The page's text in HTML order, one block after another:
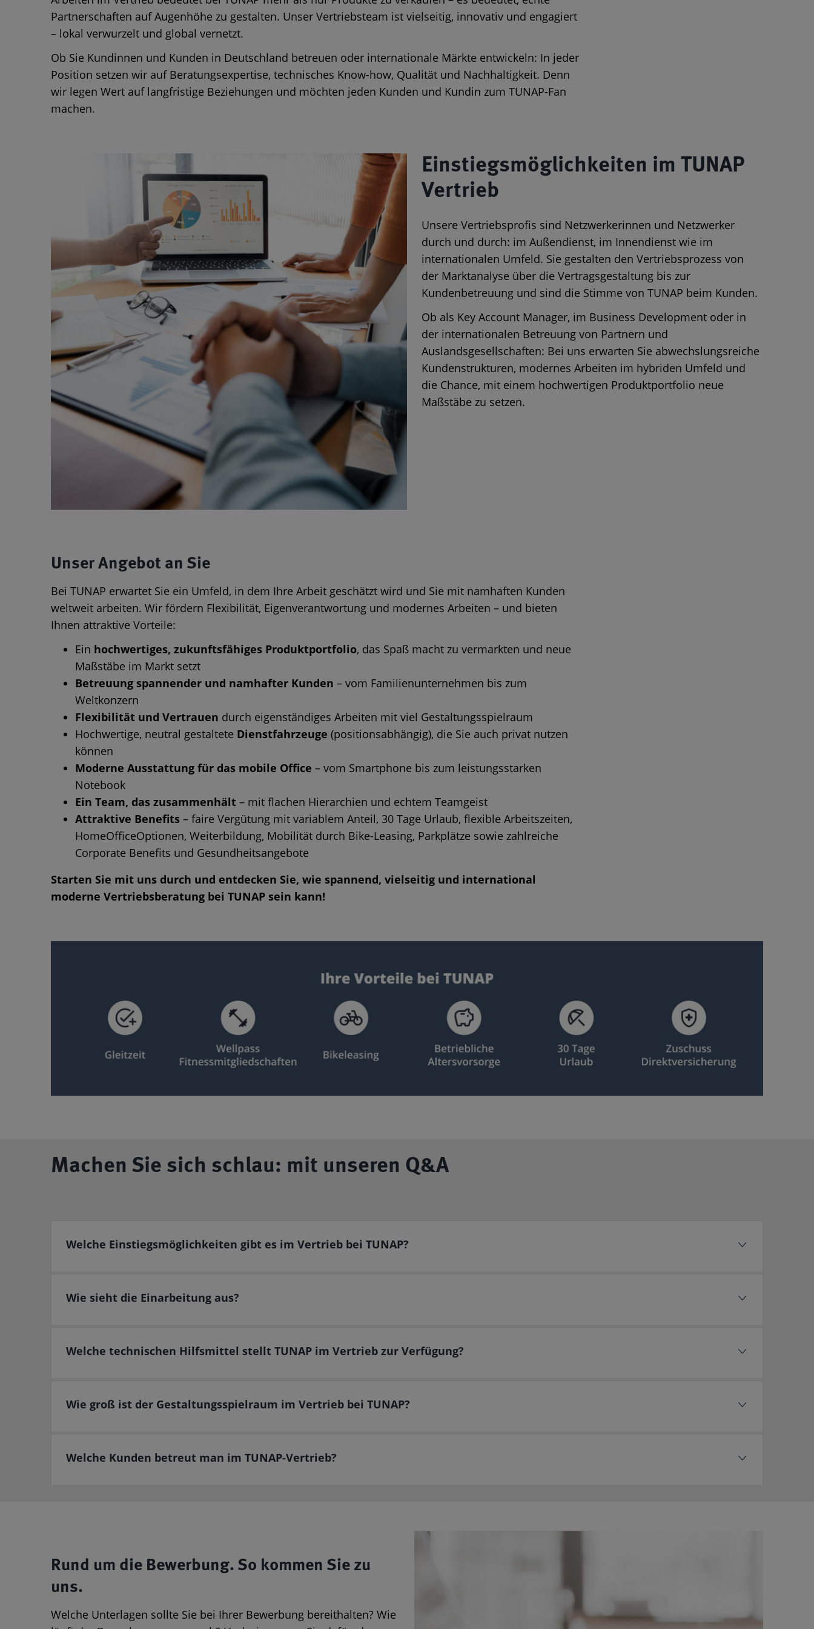
Partnerschaften auf Augenhöhe zu gestalten. Unser Vertriebsteam ist vielseitig, innovativ und engagiert
– lokal verwurzelt und global vernetzt.
Ob Sie Kundinnen und Kunden in Deutschland betreuen oder internationale Märkte entwickeln: In jeder
Position setzen wir auf Beratungsexpertise, technisches Know-how, Qualität und Nachhaltigkeit. Denn
wir legen Wert auf langfristige Beziehungen und möchten jeden Kunden und Kundin zum TUNAP-Fan
machen.
Einstiegsmöglichkeiten im TUNAP
Vertrieb
Unsere Vertriebsprofis sind Netzwerkerinnen und Netzwerker
durch und durch: im Außendienst, im Innendienst wie im
internationalen Umfeld. Sie gestalten den Vertriebsprozess von
der Marktanalyse über die Vertragsgestaltung bis zur
Kundenbetreuung und sind die Stimme von TUNAP beim Kunden.
Ob als Key Account Manager, im Business Development oder in
der internationalen Betreuung von Partnern und
Auslandsgesellschaften: Bei uns erwarten Sie abwechslungsreiche
Kundenstrukturen, modernes Arbeiten im hybriden Umfeld und
die Chance, mit einem hochwertigen Produktportfolio neue
Maßstäbe zu setzen.
Unser Angebot an Sie
Bei TUNAP erwartet Sie ein Umfeld, in dem Ihre Arbeit geschätzt wird und Sie mit namhaften Kunden
weltweit arbeiten. Wir fördern Flexibilität, Eigenverantwortung und modernes Arbeiten – und bieten
Ihnen attraktive Vorteile:
Ein hochwertiges, zukunftsfähiges Produktportfolio, das Spaß macht zu vermarkten und neue
Maßstäbe im Markt setzt
Betreuung spannender und namhafter Kunden – vom Familienunternehmen bis zum
Weltkonzern
Flexibilität und Vertrauen durch eigenständiges Arbeiten mit viel Gestaltungsspielraum
Hochwertige, neutral gestaltete Dienstfahrzeuge (positionsabhängig), die Sie auch privat nutzen
können
Moderne Ausstattung für das mobile Office – vom Smartphone bis zum leistungsstarken
Notebook
Ein Team, das zusammenhält – mit flachen Hierarchien und echtem Teamgeist
Attraktive Benefits – faire Vergütung mit variablem Anteil, 30 Tage Urlaub, flexible Arbeitszeiten,
HomeOfficeOptionen, Weiterbildung, Mobilität durch Bike-Leasing, Parkplätze sowie zahlreiche
Corporate Benefits und Gesundheitsangebote
Starten Sie mit uns durch und entdecken Sie, wie spannend, vielseitig und international
moderne Vertriebsberatung bei TUNAP sein kann!
Machen Sie sich schlau: mit unseren Q&A
Welche Einstiegsmöglichkeiten gibt es im Vertrieb bei TUNAP?
Wie sieht die Einarbeitung aus?
Welche technischen Hilfsmittel stellt TUNAP im Vertrieb zur Verfügung?
Wie groß ist der Gestaltungsspielraum im Vertrieb bei TUNAP?
Welche Kunden betreut man im TUNAP-Vertrieb?
Rund um die Bewerbung. So kommen Sie zu
uns.
Welche Unterlagen sollte Sie bei Ihrer Bewerbung bereithalten? Wie